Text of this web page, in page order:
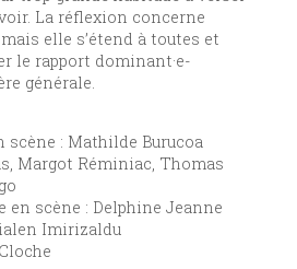
La réflexion concerne
elle s’étend à toutes et
le rapport dominant·e-
générale.
scène : Mathilde Burucoa
Margot Réminiac, Thomas
scène : Delphine Jeanne
Imirizaldu